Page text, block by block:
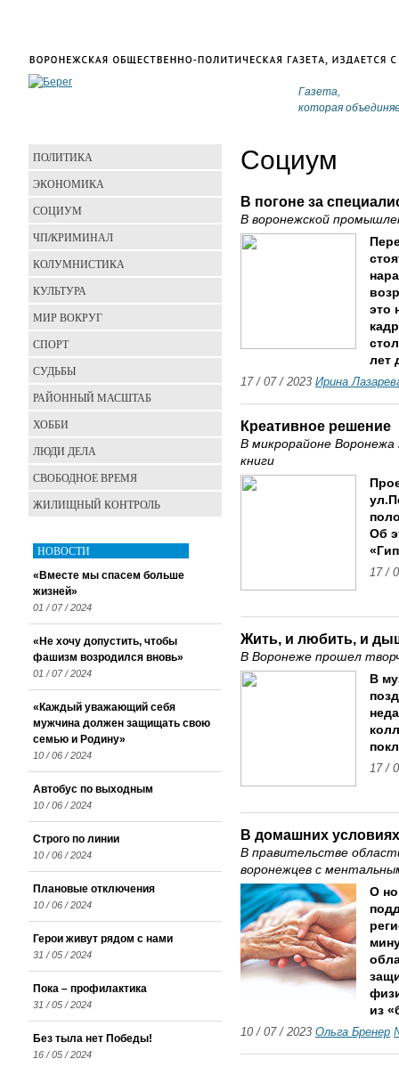
Газета,
которая
Социум
В погоне за
В воронежской
это
лет
17 / 07 / 2023 Ирина
Креативное решение
В микрорайоне
книги
Об
17 /
Жить, и любить, и
В Воронеже прошел
В
17 /
В домашних условиях
В правительстве
воронежцев с
О
из
10 / 07 / 2023 Ольга Бренер
ПОЛИТИКА
ЭКОНОМИКА
СОЦИУМ
ЧП/КРИМИНАЛ
КОЛУМНИСТИКА
КУЛЬТУРА
МИР ВОКРУГ
СПОРТ
СУДЬБЫ
РАЙОННЫЙ МАСШТАБ
ХОББИ
ЛЮДИ ДЕЛА
СВОБОДНОЕ ВРЕМЯ
ЖИЛИЩНЫЙ КОНТРОЛЬ
НОВОСТИ
«Вместе мы спасем больше
жизней»
01 / 07 / 2024
«Не хочу допустить, чтобы
фашизм возродился вновь»
01 / 07 / 2024
«Каждый уважающий себя
мужчина должен защищать свою
семью и Родину»
10 / 06 / 2024
Автобус по выходным
10 / 06 / 2024
Строго по линии
10 / 06 / 2024
Плановые отключения
10 / 06 / 2024
Герои живут рядом с нами
31 / 05 / 2024
Пока – профилактика
31 / 05 / 2024
Без тыла нет Победы!
16 / 05 / 2024